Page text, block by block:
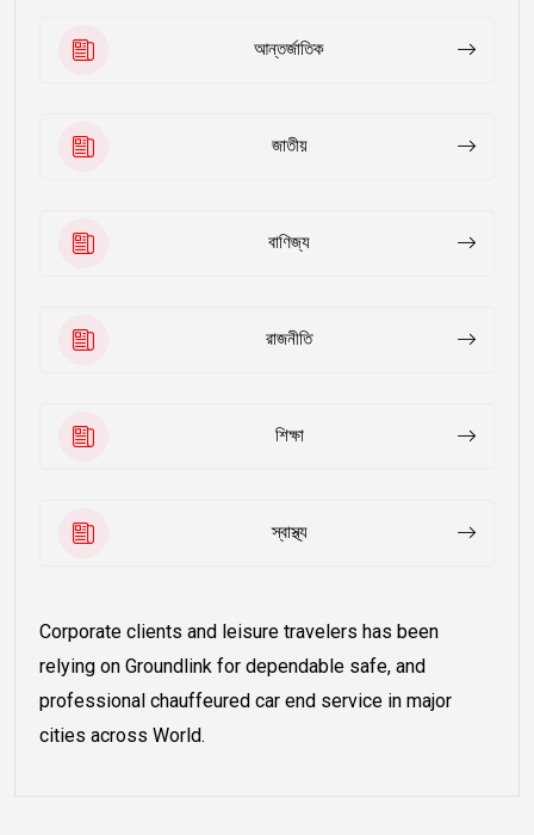
আন্তর্জাতিক
জাতীয়
বাণিজ্য
রাজনীতি
শিক্ষা
স্বাস্থ্য
Corporate clients and leisure travelers has been
relying on Groundlink for dependable safe, and
professional chauffeured car end service in major
cities across World.